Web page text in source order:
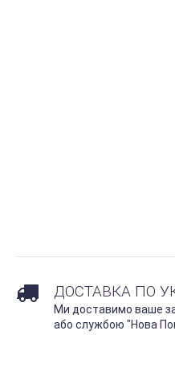
ДОСТАВКА ПО
Ми доставимо ваше
або службою "Нова